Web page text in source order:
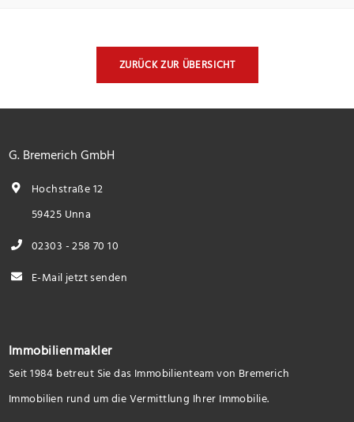
ZURÜCK ZUR ÜBERSICHT
G. Bremerich GmbH
Hochstraße 12
59425 Unna
02303 - 258 70 10
E-Mail jetzt senden
Immobilienmakler
Seit 1984 betreut Sie das Immobilienteam von Bremerich
Immobilien rund um die Vermittlung Ihrer Immobilie.